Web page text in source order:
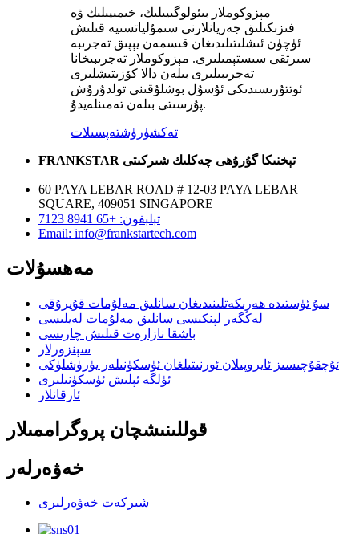
مېزوكوملار بىئولوگىيىلىك، خىمىيىلىك ۋە
فىزىكىلىق جەريانلارنى سىمۇلياتسىيە قىلىش
ئۈچۈن ئىشلىتىلىدىغان قىسمەن يېپىق تەجرىبە
سىرتقى سىستېمىلىرى. مېزوكوملار تەجرىبىخانا
تەجرىبىلىرى بىلەن دالا كۆزىتىشلىرى
ئوتتۇرىسىدىكى ئۇسۇل بوشلۇقىنى تولدۇرۇش
پۇرسىتى بىلەن تەمىنلەيدۇ.
تەكشۈرۈشتەپسىلات
FRANKSTAR تېخنىكا گۇرۇھى چەكلىك شىركىتى
60 PAYA LEBAR ROAD # 12-03 PAYA LEBAR
SQUARE, 409051 SINGAPORE
تېلېفون: +65 8941 7123
Email: info@frankstartech.com
مەھسۇلات
سۇ ئۈستىدە ھەرىكەتلىنىدىغان سانلىق مەلۇمات قۇيرۇقى
لەڭگەر لېنكىسى سانلىق مەلۇمات لەيلىسى
باشقا نازارەت قىلىش چارىسى
سېنزورلار
ئۇچقۇچىسىز ئايروپىلان ئورنىتىلغان ئۈسكۈنىلەر يۈرۈشلۈكى
ئۈلگە ئېلىش ئۈسكۈنىلىرى
ئارقانلار
قوللىنىشچان پروگراممىلار
خەۋەرلەر
شىركەت خەۋەرلىرى